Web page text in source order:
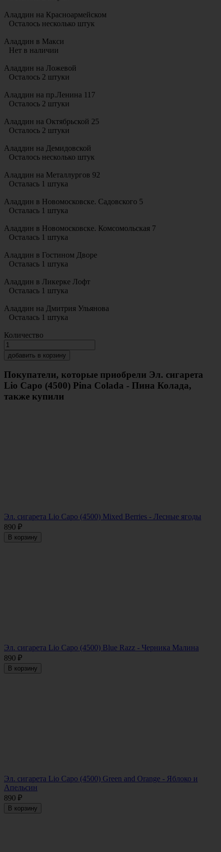
Аладдин на Красноармейском
Осталось несколько штук
Аладдин в Макси
Нет в наличии
Аладдин на Ложевой
Осталось 2 штуки
Аладдин на пр.Ленина 117
Осталось 2 штуки
Аладдин на Октябрьской 25
Осталось 2 штуки
Аладдин на Демидовской
Осталось несколько штук
Аладдин на Металлургов 92
Осталась 1 штука
Аладдин в Новомосковске. Садовского 5
Осталась 1 штука
Аладдин в Новомосковске. Комсомольская 7
Осталась 1 штука
Аладдин в Гостином Дворе
Осталась 1 штука
Аладдин в Ликерке Лофт
Осталась 1 штука
Аладдин на Дмитрия Ульянова
Осталась 1 штука
Количество
добавить в корзину
Покупатели, которые приобрели Эл. сигарета
Lio Capo (4500) Pina Colada - Пина Колада,
также купили
Эл. сигарета Lio Capo (4500) Mixed Berries - Лесные ягоды
890 ₽
В корзину
Эл. сигарета Lio Capo (4500) Blue Razz - Черника Малина
890 ₽
В корзину
Эл. сигарета Lio Capo (4500) Green and Orange - Яблоко и
Апельсин
890 ₽
В корзину